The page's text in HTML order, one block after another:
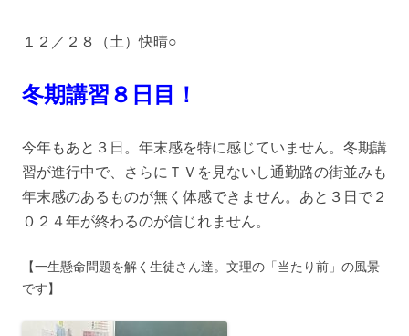
１２／２８（土）快晴○
冬期講習８ 日目！
今年もあと３日。年末感を特に感じていません。冬期講
習が進行中で、さらにＴＶを見ないし通勤路の街並みも
年末感のあるものが無く体感できません。あと３日で２
０２４年が終わるのが信じれません。
【一生懸命問題を解く生徒さん達。文理の「当たり前」の風景
です】